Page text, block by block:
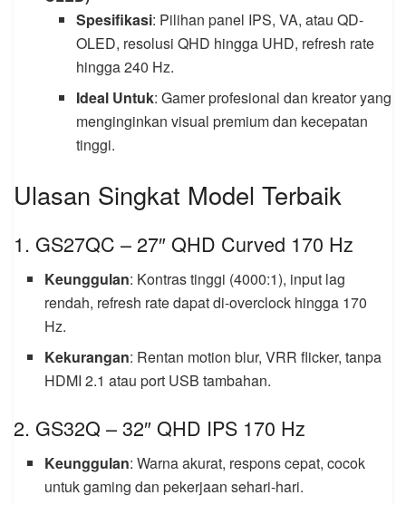
Spesifikasi: Pilihan panel IPS, VA, atau QD-
OLED, resolusi QHD hingga UHD, refresh rate
hingga 240 Hz.
Ideal Untuk: Gamer profesional dan kreator yang
menginginkan visual premium dan kecepatan
tinggi.
Ulasan Singkat Model Terbaik
1. GS27QC – 27″ QHD Curved 170 Hz
Keunggulan: Kontras tinggi (4000:1), input lag
rendah, refresh rate dapat di-overclock hingga 170
Hz.
Kekurangan: Rentan motion blur, VRR flicker, tanpa
HDMI 2.1 atau port USB tambahan.
2. GS32Q – 32″ QHD IPS 170 Hz
Keunggulan: Warna akurat, respons cepat, cocok
untuk gaming dan pekerjaan sehari-hari.